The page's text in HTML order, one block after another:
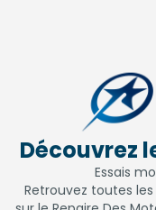
Découvrez
Essais
Retrouvez toutes